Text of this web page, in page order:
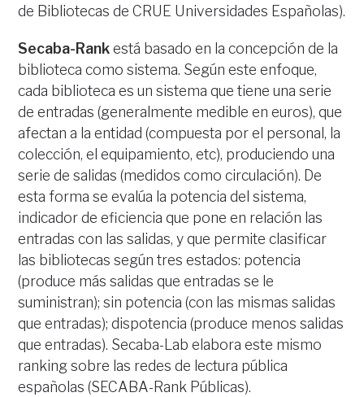
de Bibliotecas de CRUE Universidades Españolas).
Secaba-Rankestá basado en la concepción de la
biblioteca como sistema. Según este enfoque,
cada biblioteca es un sistema que tiene una serie
de entradas (generalmente medible en euros), que
afectan a la entidad (compuesta por el personal, la
colección, el equipamiento, etc), produciendo una
serie de salidas (medidos como circulación). De
esta forma se evalúa la potencia del sistema,
indicador de eficiencia que pone en relación las
entradas con las salidas, y que permite clasificar
las bibliotecas según tres estados: potencia
(produce más salidas que entradas se le
suministran); sin potencia (con las mismas salidas
que entradas); dispotencia (produce menos salidas
que entradas). Secaba-Lab elabora este mismo
ranking sobre las redes de lectura pública
españolas (SECABA-Rank Públicas).